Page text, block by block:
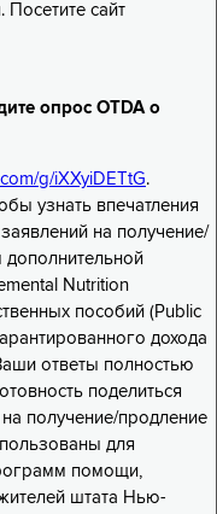
Посетите сайт
опрос OTDA о
g/iXXyiDETtG.
узнать впечатления
на получение/
Nutrition
пособий (Public
дохода
ответы полностью
поделиться
получение/продление
для
помощи,
штата Нью-